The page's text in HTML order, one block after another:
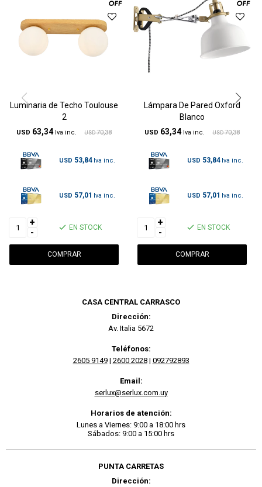
Luminaria de Techo Toulouse
2
USD 63,34 USD 70,38
USD 53,84
USD 57,01
+
-
EN STOCK
Lámpara De Pared Oxford
Blanco
USD 63,34 USD 70,38
USD 53,84
USD 57,01
+
-
EN STOCK
CASA CENTRAL CARRASCO
Dirección:
Av. Italia 5672
Teléfonos:
2605 9149| 2600 2028| 092792893
Email:
serlux@serlux.com.uy
Horarios de atención:
Lunes a Viernes: 9:00 a 18:00 hrs
Sábados: 9:00 a 15:00 hrs
PUNTA CARRETAS
Dirección: